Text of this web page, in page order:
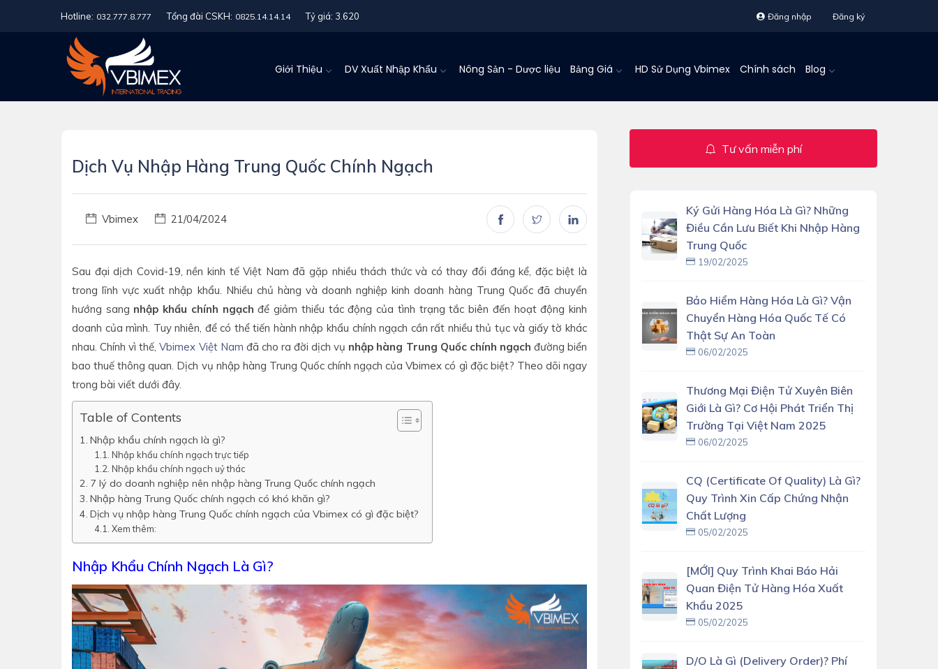
Hotline: 032.777.8.777 Tổng đài CSKH: 0825.14.14.14 Tỷ giá: 3.620 Đăng nhập Đăng ký
Giới Thiệu DV Xuất Nhập Khẩu Nông Sản - Dược liệu Bảng Giá HD Sử Dụng Vbimex Chính sách Blog
Dịch Vụ Nhập Hàng Trung Quốc Chính Ngạch
Vbimex 21/04/2024
Sau đại dịch Covid-19, nền kinh tế Việt Nam đã gặp nhiều thách thức và có thay đổi đáng kể, đặc biệt là
trong lĩnh vực xuất nhập khẩu. Nhiều chủ hàng và doanh nghiệp kinh doanh hàng Trung Quốc đã chuyển
hướng sang nhập khẩu chính ngạch để giảm thiểu tác động của tình trạng tắc biên đến hoạt động kinh
doanh của mình. Tuy nhiên, để có thể tiến hành nhập khẩu chính ngạch cần rất nhiều thủ tục và giấy tờ khác
nhau. Chính vì thế,Vbimex Việt Nam đã cho ra đời dịch vụ nhập hàng Trung Quốc chính ngạch đường biển
bao thuế thông quan. Dịch vụ nhập hàng Trung Quốc chính ngạch của Vbimex có gì đặc biệt? Theo dõi ngay
trong bài viết dưới đây.
Table of Contents
Nhập khẩu chính ngạch là gì?
Nhập khẩu chính ngạch trực tiếp
Nhập khẩu chính ngạch uỷ thác
7 lý do doanh nghiệp nên nhập hàng Trung Quốc chính ngạch
Nhập hàng Trung Quốc chính ngạch có khó khăn gì?
Dịch vụ nhập hàng Trung Quốc chính ngạch của Vbimex có gì đặc biệt?
Xem thêm:
Nhập Khẩu Chính Ngạch Là Gì?
Tư vấn miễn phí
Ký Gửi Hàng Hóa Là Gì? Những
Điều Cần Lưu Biết Khi Nhập Hàng
Trung Quốc
19/02/2025
Bảo Hiểm Hàng Hóa Là Gì? Vận
Chuyển Hàng Hóa Quốc Tế Có
Thật Sự An Toàn
06/02/2025
Thương Mại Điện Tử Xuyên Biên
Giới Là Gì? Cơ Hội Phát Triển Thị
Trường Tại Việt Nam 2025
06/02/2025
CQ (Certificate Of Quality) Là Gì?
Quy Trình Xin Cấp Chứng Nhận
Chất Lượng
05/02/2025
[MỚI] Quy Trình Khai Báo Hải
Quan Điện Tử Hàng Hóa Xuất
Khẩu 2025
05/02/2025
D/O Là Gì (delivery Order)? Phí